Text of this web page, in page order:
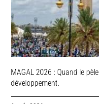
MAGAL 2026 : Quand le
développement.